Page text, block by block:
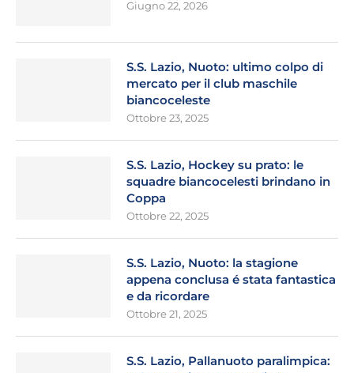
Giugno 22, 2026
S.S. Lazio, Nuoto: ultimo colpo di
mercato per il club maschile
biancoceleste
Ottobre 23, 2025
S.S. Lazio, Hockey su prato: le
squadre biancocelesti brindano in
Coppa
Ottobre 22, 2025
S.S. Lazio, Nuoto: la stagione
appena conclusa é stata fantastica
e da ricordare
Ottobre 21, 2025
S.S. Lazio, Pallanuoto paralimpica: